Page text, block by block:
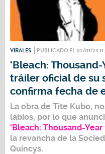
VIRALES PUBLICADO EL 02/01/23
‘Bleach:
tráiler oficial de su
confirma fecha de
La obra de Tite Kubo,
labios, por lo que
‘Bleach: Thousand-Year
la revancha de la
Quincys.